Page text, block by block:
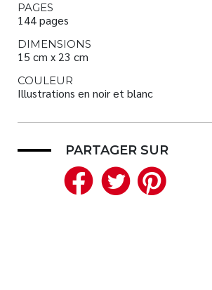
PAGES
144 pages
DIMENSIONS
15 cm x 23 cm
COULEUR
Illustrations en noir et blanc
PARTAGER SUR
Facebook
Twitter